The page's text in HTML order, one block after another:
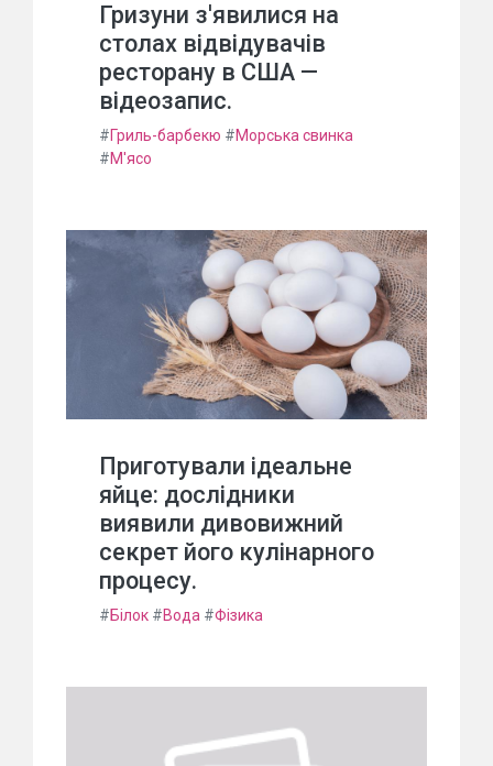
Гризуни з'явилися на
столах відвідувачів
ресторану в США —
відеозапис.
#Гриль-барбекю #Морська свинка
#М'ясо
Приготували ідеальне
яйце: дослідники
виявили дивовижний
секрет його кулінарного
процесу.
#Білок #Вода #Фізика